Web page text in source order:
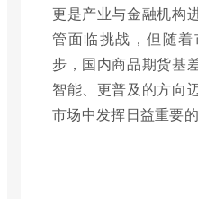
更是产业与金融机构
管面临挑战，但随
步，国内商品期货基
智能、更普及的方向
市场中发挥日益重要的